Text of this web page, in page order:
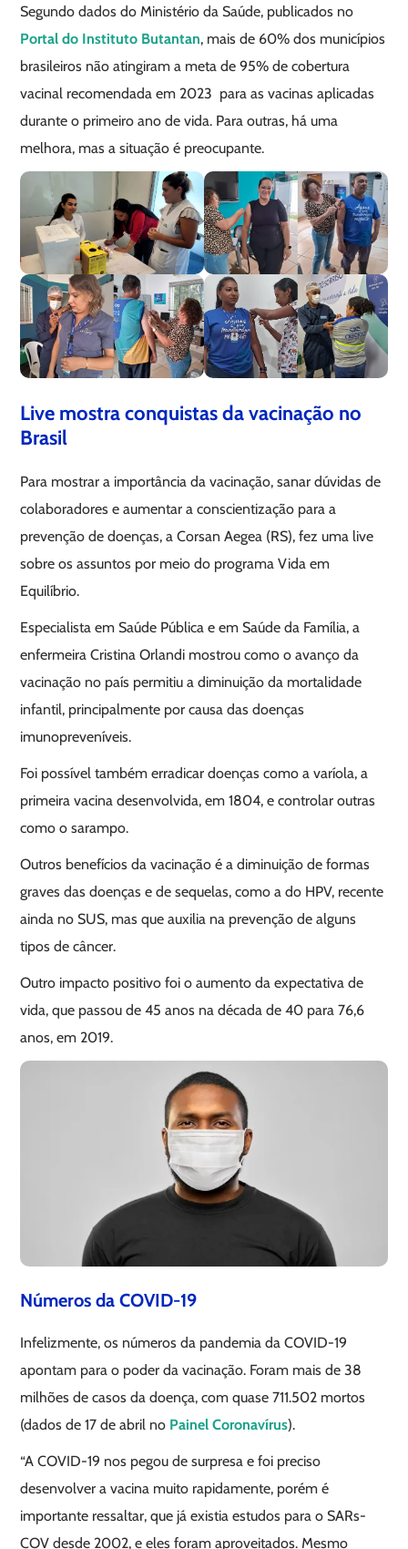
Segundo dados do Ministério da Saúde, publicados no
Portal do Instituto Butantan, mais de 60% dos municípios
brasileiros não atingiram a meta de 95% de cobertura
vacinal recomendada em 2023 para as vacinas aplicadas
durante o primeiro ano de vida. Para outras, há uma
melhora, mas a situação é preocupante.
Live mostra conquistas da vacinação no
Brasil
Para mostrar a importância da vacinação, sanar dúvidas de
colaboradores e aumentar a conscientização para a
prevenção de doenças, a Corsan Aegea (RS), fez uma live
sobre os assuntos por meio do programa Vida em
Equilíbrio.
Especialista em Saúde Pública e em Saúde da Família, a
enfermeira Cristina Orlandi mostrou como o avanço da
vacinação no país permitiu a diminuição da mortalidade
infantil, principalmente por causa das doenças
imunopreveníveis.
Foi possível também erradicar doenças como a varíola, a
primeira vacina desenvolvida, em 1804, e controlar outras
como o sarampo.
Outros benefícios da vacinação é a diminuição de formas
graves das doenças e de sequelas, como a do HPV, recente
ainda no SUS, mas que auxilia na prevenção de alguns
tipos de câncer.
Outro impacto positivo foi o aumento da expectativa de
vida, que passou de 45 anos na década de 40 para 76,6
anos, em 2019.
Números da COVID-19
Infelizmente, os números da pandemia da COVID-19
apontam para o poder da vacinação. Foram mais de 38
milhões de casos da doença, com quase 711.502 mortos
(dados de 17 de abril no Painel Coronavírus).
“A COVID-19 nos pegou de surpresa e foi preciso
desenvolver a vacina muito rapidamente, porém é
importante ressaltar, que já existia estudos para o SARs-
COV desde 2002, e eles foram aproveitados. Mesmo